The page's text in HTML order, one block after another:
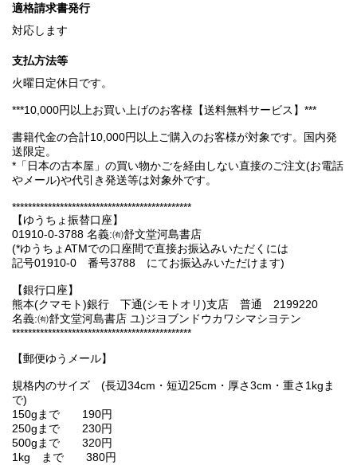
適格請求書発行
対応します
支払方法等
火曜日定休日です。
***10,000円以上お買い上げのお客様【送料無料サービス】***
書籍代金の合計10,000円以上ご購入のお客様が対象です。国内発
送限定。
*「日本の古本屋」の買い物かごを経由しない直接のご注文(お電話
やメール)や代引き発送等は対象外です。
*********************************************
【ゆうちょ振替口座】
01910-0-3788 名義:㈲舒文堂河島書店
(*ゆうちょATMでの口座間で直接お振込みいただくには
記号01910-0 番号3788 にてお振込みいただけます)
【銀行口座】
熊本(クマモト)銀行 下通(シモトオリ)支店 普通 2199220
名義:㈲舒文堂河島書店 ユ)ジヨブンドウカワシマシヨテン
*********************************************
【郵便ゆうメール】
規格内のサイズ (長辺34cm・短辺25cm・厚さ3cm・重さ1kgま
で)
150gまで 190円
250gまで 230円
500gまで 320円
1kg まで 380円